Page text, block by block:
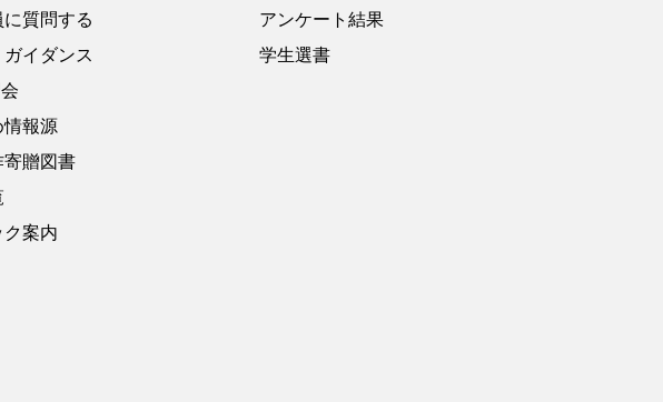
に質問する
イダンス
情報源
寄贈図書
ク案内
アンケート結果
学生選書